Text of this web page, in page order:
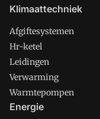
Klimaattechniek
Afgiftesystemen
Hr-ketel
Leidingen
Verwarming
Warmtepompen
Energie